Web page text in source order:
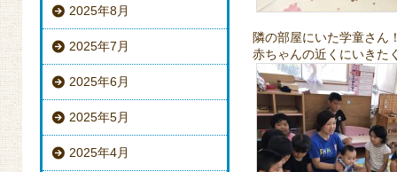
2025年8月
2025年7月
2025年6月
2025年5月
2025年4月
隣の部屋にいた学童さん
赤ちゃんの近くにいきた